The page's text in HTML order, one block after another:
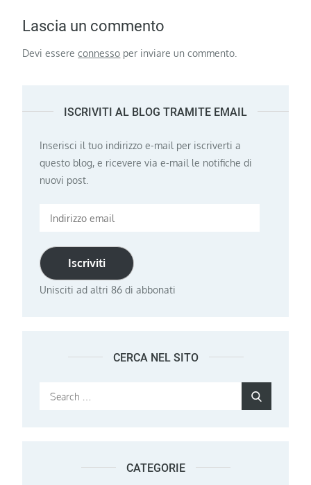
Lascia un commento
Devi essereconnesso per inviare un commento.
ISCRIVITI AL BLOG TRAMITE EMAIL
Inserisci il tuo indirizzo e-mail per iscriverti a
questo blog, e ricevere via e-mail le notifiche di
nuovi post.
Indirizzo
Iscriviti
Unisciti ad altri 86 di abbonati
CERCA NEL SITO
Search
CATEGORIE